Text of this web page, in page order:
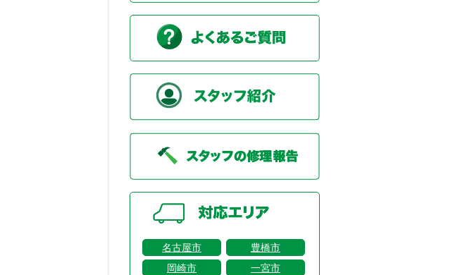
名古屋市
豊橋市
岡崎市
一宮市